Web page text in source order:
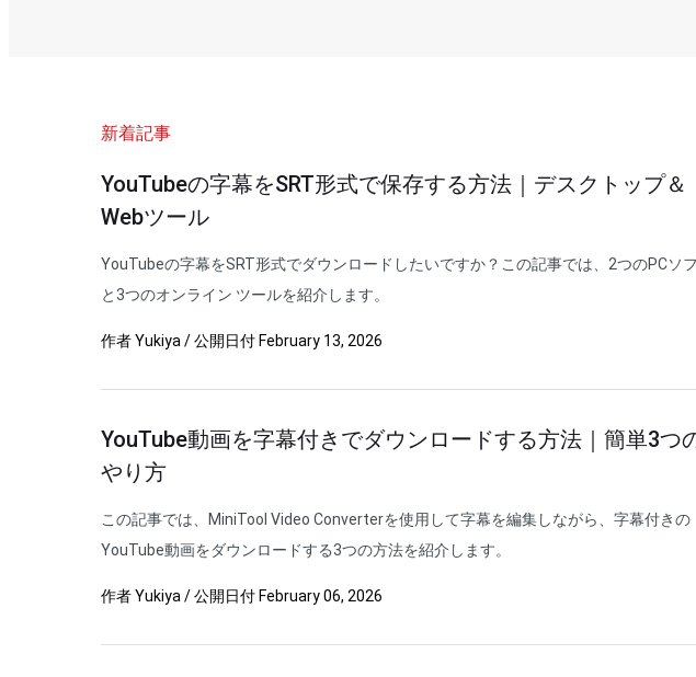
新着記事
YouTubeの字幕をSRT形式で保存する方法｜デスクトップ＆
Webツール
YouTubeの字幕をSRT形式でダウンロードしたいですか？この記事では、2つのPCソ
と3つのオンライン ツールを紹介します。
作者Yukiya /公開日付 February 13, 2026
YouTube動画を字幕付きでダウンロードする方法｜簡単3つ
やり方
この記事では、MiniTool Video Converterを使用して字幕を編集しながら、字幕付きの
YouTube動画をダウンロードする3つの方法を紹介します。
作者Yukiya /公開日付 February 06, 2026